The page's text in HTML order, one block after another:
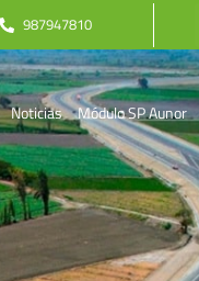
987947810
Noticias Módulo SP Aunor